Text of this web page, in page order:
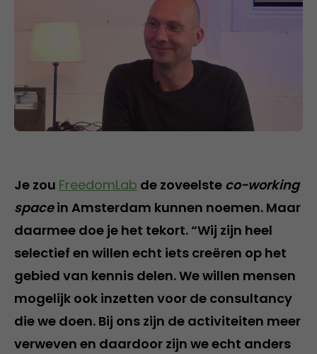
Je zou FreedomLab de zoveelste co-working
spacein Amsterdam kunnen noemen. Maar
daarmee doe je het tekort. “Wij zijn heel
selectief en willen echt iets creëren op het
gebied van kennis delen. We willen mensen
mogelijk ook inzetten voor de consultancy
die we doen. Bij ons zijn de activiteiten meer
verweven en daardoor zijn we echt anders